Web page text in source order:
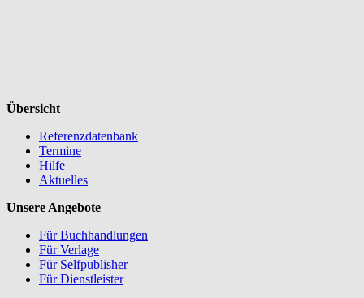
Übersicht
Referenzdatenbank
Termine
Hilfe
Aktuelles
Unsere Angebote
Für Buchhandlungen
Für Verlage
Für Selfpublisher
Für Dienstleister